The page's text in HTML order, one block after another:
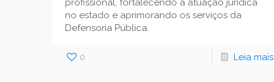
profissional, fortalecendo a atuação jurídica
no estado e aprimorando os serviços da
Defensoria Pública.
0 Leia mais